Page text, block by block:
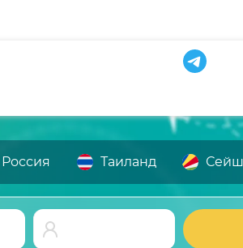
Россия Таиланд